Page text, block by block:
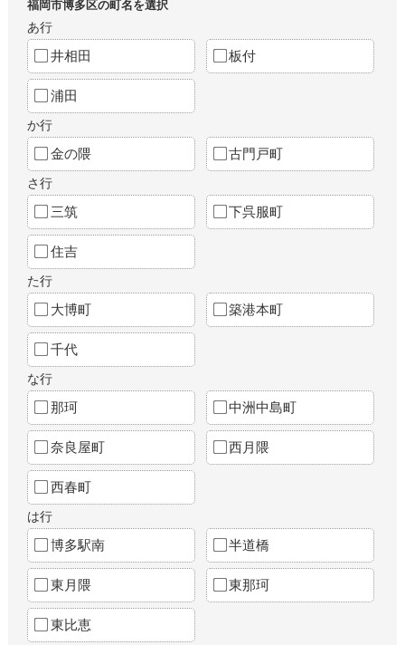
福岡市博多区の町名を選択
あ行
井相田 板付
浦田
か行
金の隈 古門戸町
さ行
三筑 下呉服町
住吉
た行
大博町 築港本町
千代
な行
那珂 中洲中島町
奈良屋町 西月隈
西春町
は行
博多駅南 半道橋
東月隈 東那珂
東比恵